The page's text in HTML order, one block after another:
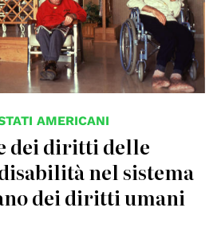
AMERICANI
dei diritti delle
nel sistema
dei diritti umani